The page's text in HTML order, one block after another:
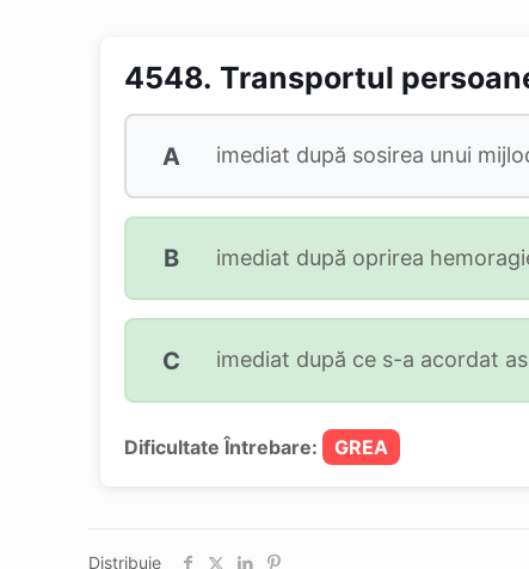
4548. Transportul
A imediat după sosirea unui
B imediat după oprirea
C imediat după ce s-a acordat
Dificultate Întrebare: GREA
Distribuie